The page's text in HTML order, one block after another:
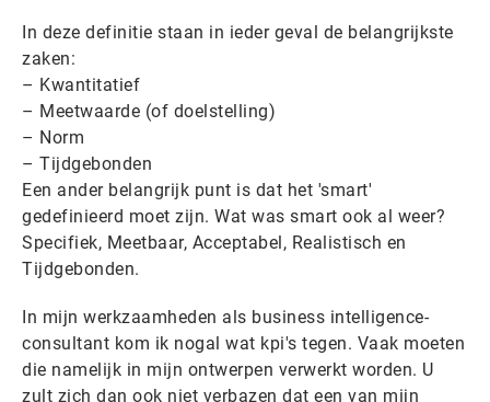
In deze definitie staan in ieder geval de belangrijkste
zaken:
– Kwantitatief
– Meetwaarde (of doelstelling)
– Norm
– Tijdgebonden
Een ander belangrijk punt is dat het 'smart'
gedefinieerd moet zijn. Wat was smart ook al weer?
Specifiek, Meetbaar, Acceptabel, Realistisch en
Tijdgebonden.
In mijn werkzaamheden als business intelligence-
consultant kom ik nogal wat kpi's tegen. Vaak moeten
die namelijk in mijn ontwerpen verwerkt worden. U
zult zich dan ook niet verbazen dat een van mijn